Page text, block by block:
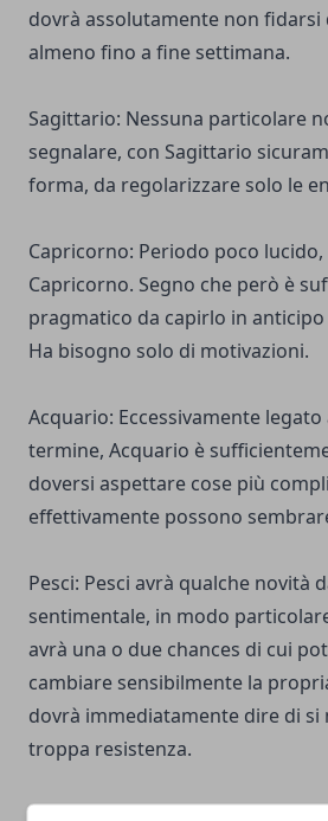
dovrà assolutamente non fidarsi
almeno fino a fine settimana.
Sagittario: Nessuna particolare
segnalare, con Sagittario
forma, da regolarizzare solo le
Capricorno: Periodo poco
Capricorno. Segno che però è
pragmatico da capirlo in
Ha bisogno solo di motivazioni.
Acquario: Eccessivamente
termine, Acquario è
doversi aspettare cose più
effettivamente possono
Pesci: Pesci avrà qualche novità
sentimentale, in modo
avrà una o due chances di cui
cambiare sensibilmente la
dovrà immediatamente dire di si
troppa resistenza.
Queste sono le previsioni per i